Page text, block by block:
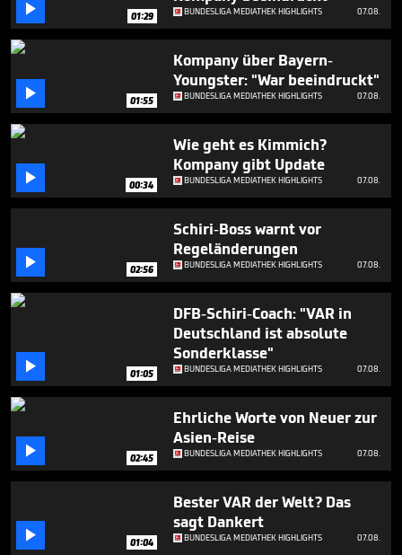
minute,
52 01:29 BUNDESLIGA MEDIATHEK HIGHLIGHTS 07.08.
 01:55
Kompany über Bayern-
Youngster: "War beeindruckt"
BUNDESLIGA MEDIATHEK HIGHLIGHTS 07.08.
 00:34
Wie geht es Kimmich?
Kompany gibt Update
BUNDESLIGA MEDIATHEK HIGHLIGHTS 07.08.
 02:56
Schiri-Boss warnt vor
Regeländerungen
BUNDESLIGA MEDIATHEK HIGHLIGHTS 07.08.
 01:05
DFB-Schiri-Coach: "VAR in
Deutschland ist absolute
Sonderklasse"
BUNDESLIGA MEDIATHEK HIGHLIGHTS 07.08.
 02:45
Ehrliche Worte von Neuer zur
Asien-Reise
BUNDESLIGA MEDIATHEK HIGHLIGHTS 07.08.
 01:04
Bester VAR der Welt? Das
sagt Dankert
BUNDESLIGA MEDIATHEK HIGHLIGHTS 07.08.